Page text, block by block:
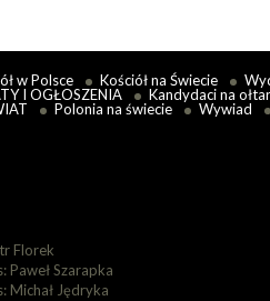
w Polsce Kościół na Świecie
I OGŁOSZENIA Kandydaci na
Polonia na świecie Wywiad
Florek
Paweł Szarapka
Michał Jędryka